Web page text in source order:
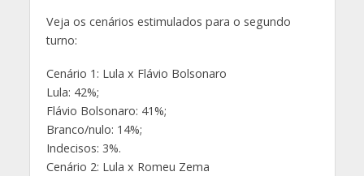
Veja os cenários estimulados para o segundo
turno:
Cenário 1: Lula x Flávio Bolsonaro
Lula: 42%;
Flávio Bolsonaro: 41%;
Branco/nulo: 14%;
Indecisos: 3%.
Cenário 2: Lula x Romeu Zema